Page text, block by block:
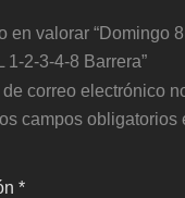
en valorar “Domingo
1-2-3-4-8 Barrera”
correo electrónico
campos
*